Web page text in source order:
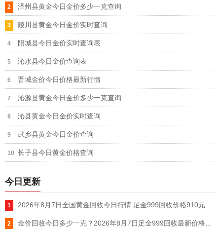
泽州县黄金今日金价多少一克查询
陵川县黄金今日金价实时查询
阳城县今日金价实时查询表
沁水县今日金价查询表
晋城金价今日价格最新行情
沁源县黄金今日金价多少一克查询
沁县黄金今日金价实时查询
武乡县黄金今日金价查询
长子县今日黄金价格查询
今日更新